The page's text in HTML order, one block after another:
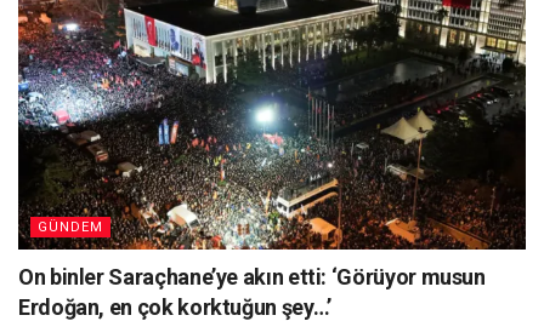
GÜNDEM
On binler Saraçhane’ye akın etti: ‘Görüyor musun
Erdoğan, en çok korktuğun şey…’